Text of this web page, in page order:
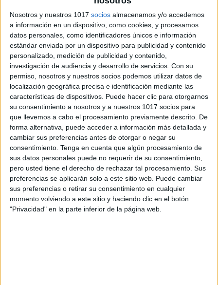
Nosotros y nuestros 1017 socios almacenamos y/o accedemos
a información en un dispositivo, como cookies, y procesamos
datos personales, como identificadores únicos e información
estándar enviada por un dispositivo para publicidad y contenido
personalizado, medición de publicidad y contenido,
investigación de audiencia y desarrollo de servicios. Con su
permiso, nosotros y nuestros socios podemos utilizar datos de
localización geográfica precisa e identificación mediante las
características de dispositivos. Puede hacer clic para otorgarnos
su consentimiento a nosotros y a nuestros 1017 socios para
que llevemos a cabo el procesamiento previamente descrito. De
forma alternativa, puede acceder a información más detallada y
cambiar sus preferencias antes de otorgar o negar su
consentimiento. Tenga en cuenta que algún procesamiento de
sus datos personales puede no requerir de su consentimiento,
pero usted tiene el derecho de rechazar tal procesamiento. Sus
preferencias se aplicarán solo a este sitio web. Puede cambiar
sus preferencias o retirar su consentimiento en cualquier
momento volviendo a este sitio y haciendo clic en el botón
"Privacidad" en la parte inferior de la página web.
BANDERINES CARTEL DE BIENVENIDA
CURSO 2023-2024
Publicado el 15 agosto, 2023
BANDERINES CARTEL DE BIENVENIDA CURSO
2023-2024. ¡Prepara la bienvenida al nuevo curso
2023-2024 con estilo! En Orientación Andújar, te
traemos una fantástica propuesta: los banderines
cartel de bienvenida. Estos adorables […]
SEGUIR LEYENDO
Buscar